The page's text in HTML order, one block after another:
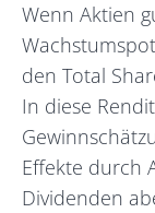
Wenn Aktien
den Total
In diese
Effekte durch
Dividenden